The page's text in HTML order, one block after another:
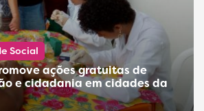
Social
ações gratuitas de
e cidadania em cidades da